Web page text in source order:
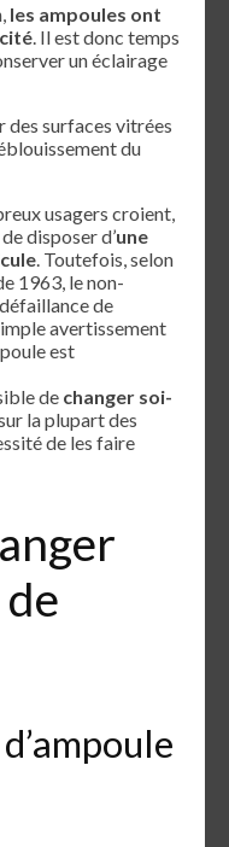
les ampoules ont
. Il est donc temps
un éclairage
des surfaces vitrées
du
usagers croient,
disposer d’une
. Toutefois, selon
1963, le non-
de
avertissement
est
de changer soi-
la plupart des
de les faire